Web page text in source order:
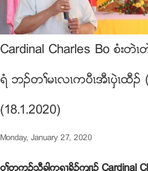
Cardinal Charles Bo စံးတဲ
ရံ ဘဥတႈမၚလၚကပီၚအီၚပွဲၚ
(18.1.2020)
Monday, January 27, 2020
၀့ႈတကူဥသီခါကရ႕ခိဥက်႕ဥ Cardinal